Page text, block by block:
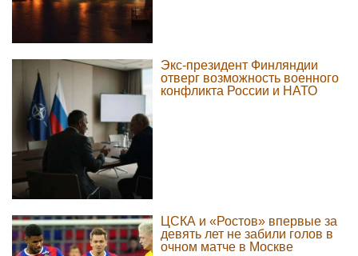
Экс-президент Финляндии
отверг возможность военного
конфликта России и НАТО
ЦСКА и «Ростов» впервые за
девять лет не забили голов в
очном матче в Москве